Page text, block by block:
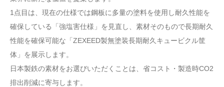
1点目は、現在の仕様では鋼板に多量の塗料を使用し耐久性能を
確保している「強塩害仕様」を見直し、素材そのもので長期耐久
性能を確保可能な「ZEXEED製無塗装長期耐久キュービクル筐
体」を展示します。
日本製鉄の素材をお選びいただくことは、省コスト・製造時CO2
排出削減に寄与します。